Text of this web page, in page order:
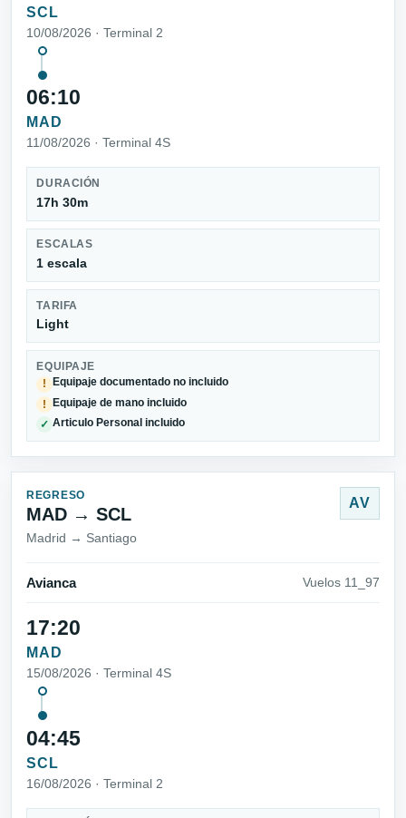
SCL
10/08/2026 · Terminal 2
06:10
MAD
11/08/2026 · Terminal 4S
DURACIÓN
17h 30m
ESCALAS
1 escala
TARIFA
Light
EQUIPAJE
!
Equipaje documentado no incluido
! Equipaje de mano incluido
✓ Articulo Personal incluido
REGRESO
MAD → SCL
Madrid → Santiago
AV
Avianca Vuelos 11_97
17:20
MAD
15/08/2026 · Terminal 4S
04:45
SCL
16/08/2026 · Terminal 2